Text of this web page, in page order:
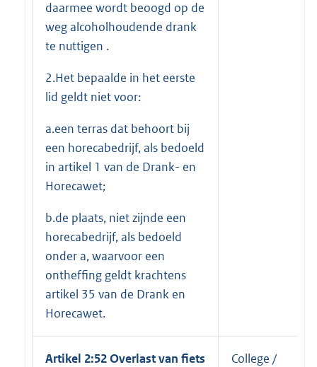
daarmee wordt beoogd op de
weg alcoholhoudende drank
te nuttigen .
2.Het bepaalde in het eerste
lid geldt niet voor:
a.een terras dat behoort bij
een horecabedrijf, als bedoeld
in artikel 1 van de Drank- en
Horecawet;
b.de plaats, niet zijnde een
horecabedrijf, als bedoeld
onder a, waarvoor een
ontheffing geldt krachtens
artikel 35 van de Drank en
Horecawet.
Artikel 2:52 Overlast van fiets
College /